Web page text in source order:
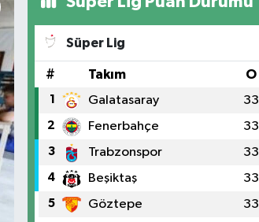
Süper Lig
# Takım O
1 Galatasaray 33
2 Fenerbahçe 33
3 Trabzonspor 33
4 Beşiktaş 33
5 Göztepe 33